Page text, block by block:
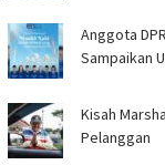
Anggota
Sampaikan
Kisah
Pelanggan